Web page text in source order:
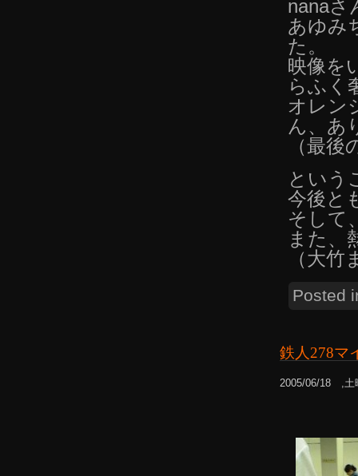
nanaさ
あゆみ
た。
映像を
らふく
オレン
ん、あ
（最
という
今後と
そして
また、
（大
Posted
鉄人278マ
2005/06/18 ,土